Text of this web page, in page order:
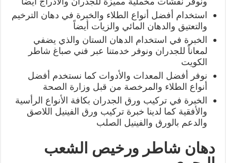
استخدام أفضل أنواع الطلاء والخبرة في دهان الترخيم
والتعتيق والدهان المائي والزيات أيضاً
الخبرة في استخدام الدهان الستان والذي يضفي
لمعاناً للجدران ونوفر خدمتنا عبر فني صباغ شاطر
الكويت
نوفر أفضل المعدات والأدوات كما نستخدم أفضل
أنواع الطلاء والمرخصة من قبل وزارة الصحة
الخبرة في تركيب ورق الجدران بكافة الأنواع الرأسية
والأفقية كما لدينا خبرة تركيب ورق الفينيل اللاصق
والدعم بالورق والفينيل الصلب
دهان شاطر ورخيص الشعب